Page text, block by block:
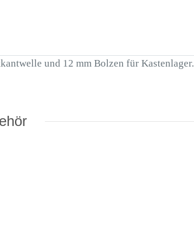
und 12 mm Bolzen für Kastenlager.